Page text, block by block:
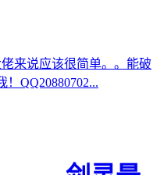
来说应该很简单。。能破
QQ20880702...